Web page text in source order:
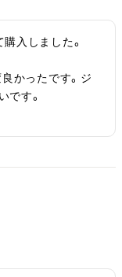
入しました。
かったです。ジ
です。